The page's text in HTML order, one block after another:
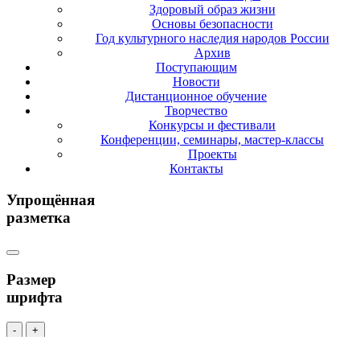
Здоровый образ жизни
Основы безопасности
Год культурного наследия народов России
Архив
Поступающим
Новости
Дистанционное обучение
Творчество
Конкурсы и фестивали
Конференции, семинары, мастер-классы
Проекты
Контакты
Упрощённая
разметка
Размер
шрифта
- +